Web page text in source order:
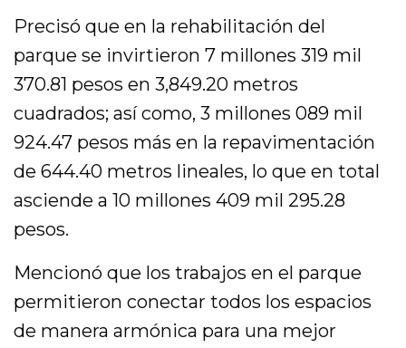
Precisó que en la rehabilitación del
parque se invirtieron 7 millones 319 mil
370.81 pesos en 3,849.20 metros
cuadrados; así como, 3 millones 089 mil
924.47 pesos más en la repavimentación
de 644.40 metros lineales, lo que en total
asciende a 10 millones 409 mil 295.28
pesos.
Mencionó que los trabajos en el parque
permitieron conectar todos los espacios
de manera armónica para una mejor